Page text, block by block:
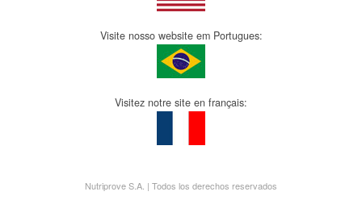
Visite nosso website em Portugues:
Visitez notre site en français:
Nutriprove S.A. | Todos los derechos reservados